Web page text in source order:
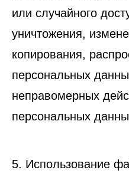
или случайного
уничтожения,
копирования,
персональных
неправомерных
персональных
5. Использование